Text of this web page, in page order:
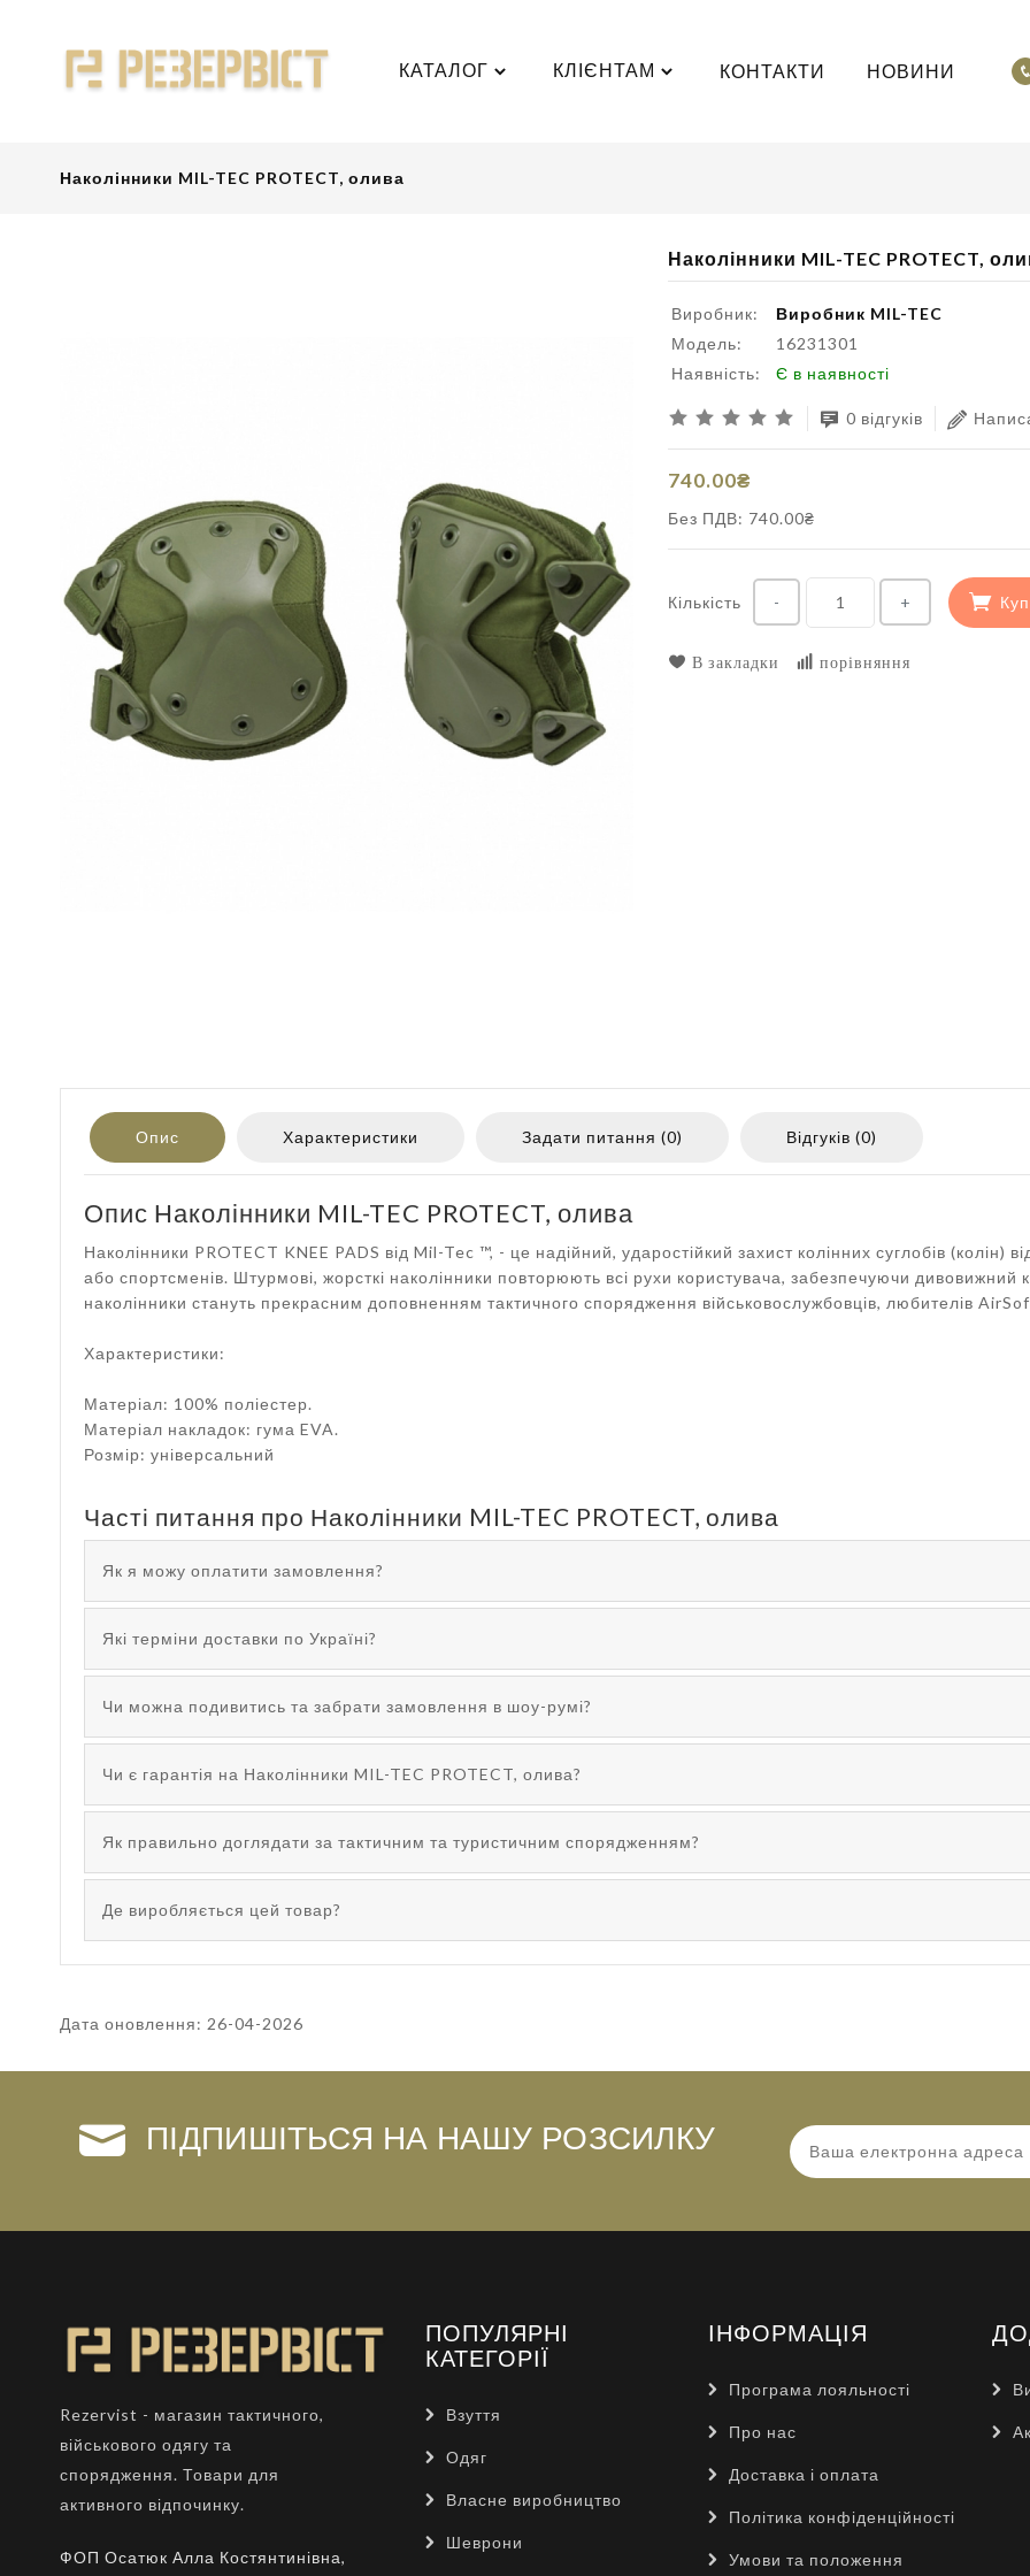
КАТАЛОГ КЛІЄНТАМ КОНТАКТИ НОВИНИ
Наколінники MIL-TEC PROTECT, олива
Наколінники MIL-TEC PROTECT,
Виробник:
Виробник MIL-TEC
Модель:
16231301
Наявність:
Є в наявності
0 відгуків
740.00₴
Без ПДВ: 740.00₴
Кількість - +
В закладки порівняння
Опис Характеристики Задати питання (0) Відгуків (0)
Опис Наколінники MIL-TEC PROTECT, олива
Наколінники PROTECT KNEE PADS від Mil-Tec ™, - це надійний, ударостійкий захист колінних суглобів (колін)
або спортсменів. Штурмові, жорсткі наколінники повторюють всі рухи користувача, забезпечуючи дивовижний
наколінники стануть прекрасним доповненням тактичного спорядження військовослужбовців, любителів
Характеристики:
Матеріал: 100% поліестер.
Матеріал накладок: гума EVA.
Розмір: універсальний
Часті питання про Наколінники MIL-TEC PROTECT, олива
Як я можу оплатити замовлення?
Які терміни доставки по Україні?
Чи можна подивитись та забрати замовлення в шоу-румі?
Чи є гарантія на Наколінники MIL-TEC PROTECT, олива?
Як правильно доглядати за тактичним та туристичним спорядженням?
Де виробляється цей товар?
Дата оновлення: 26-04-2026
ПІДПИШІТЬСЯ НА НАШУ РОЗСИЛКУ
Rezervist - магазин тактичного,
військового одягу та
спорядження. Товари для
активного відпочинку.
ФОП Осатюк Алла Костянтинівна,
ПОПУЛЯРНІ
КАТЕГОРІЇ
Взуття
Одяг
Власне виробництво
Шеврони
ІНФОРМАЦІЯ
Програма лояльності
Про нас
Доставка і оплата
Політика конфіденційності
Умови та положення